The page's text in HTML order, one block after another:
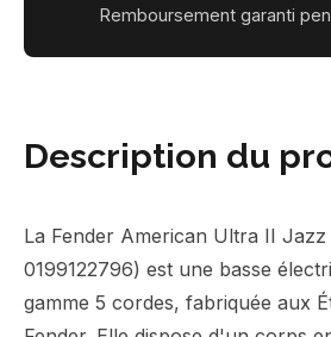
Remboursement garanti
Description du
La Fender American Ultra II
0199122796) est une basse
gamme 5 cordes, fabriquée aux